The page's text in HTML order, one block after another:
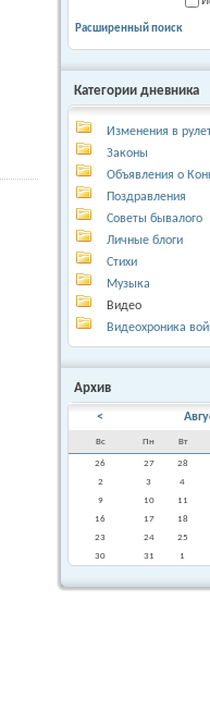
Расширенный поиск
Категории дневника
Изменения в
Законы
Объявления о
Поздравления
Советы бывалого
Личные блоги
Стихи
Музыка
Видео
Видеохроника
Архив
<
Вс Пн Вт
26 27 28
2
3 4
9
10 11
16
17 18
23
24 25
30
31 1